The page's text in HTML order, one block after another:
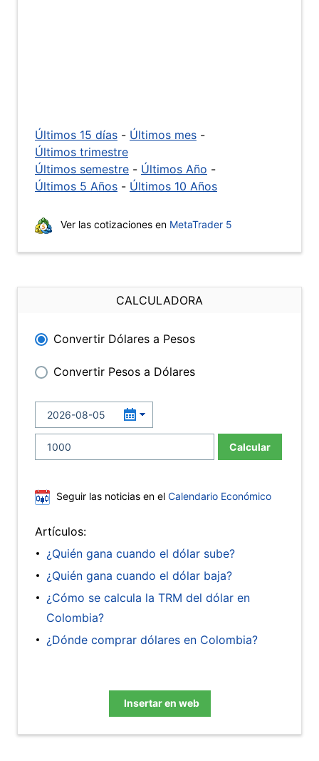
Últimos 15 días - Últimos mes -
Últimos trimestre
Últimos semestre - Últimos Año -
Últimos 5 Años - Últimos 10 Años
Ver las cotizaciones en MetaTrader 5
CALCULADORA
Convertir Dólares a Pesos
Convertir Pesos a Dólares
Calcular
Seguir las noticias en el Calendario Económico
Artículos:
¿Quién gana cuando el dólar sube?
¿Quién gana cuando el dólar baja?
¿Cómo se calcula la TRM del dólar en
Colombia?
¿Dónde comprar dólares en Colombia?
Insertar en web